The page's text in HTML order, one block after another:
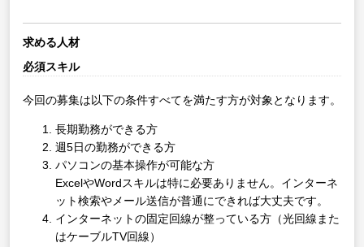
求める人材
必須スキル
今回の募集は以下の条件すべてを満たす方が対象となります。
長期勤務ができる方
週5日の勤務ができる方
パソコンの基本操作が可能な方
ExcelやWordスキルは特に必要ありません。インターネ
ット検索やメール送信が普通にできれば大丈夫です。
インターネットの固定回線が整っている方（光回線また
はケーブルTV回線）